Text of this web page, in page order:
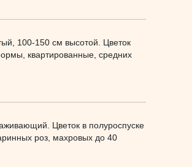
100-150 см высотой. Цветок
квартированные, средних
Цветок в полуроспуске
роз, махровых до 40